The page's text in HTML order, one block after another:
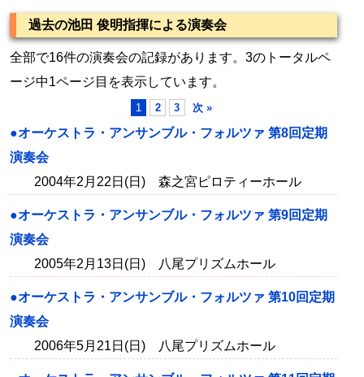
過去の池田 俊明指揮による演奏会
全部で16件の演奏会の記録があります。3のトータルペ
ージ中1ページ目を表示しています。
1 2 3 次 »
●オーケストラ・アンサンブル・フォルツァ 第8回定期
演奏会
2004年2月22日(日) 森之宮ピロティーホール
●オーケストラ・アンサンブル・フォルツァ 第9回定期
演奏会
2005年2月13日(日) 八尾プリズムホール
●オーケストラ・アンサンブル・フォルツァ 第10回定期
演奏会
2006年5月21日(日) 八尾プリズムホール